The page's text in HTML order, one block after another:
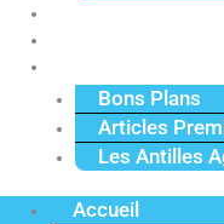
Bons Plans
Articles
Les Antilles
Accueil